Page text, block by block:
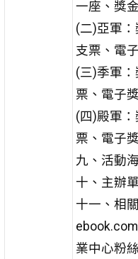
一座、獎
(二)亞軍
支票、電
(三)季軍
票、電子
(四)殿軍
票、電子
九、活動
十、主辦
十一、相
業中心粉